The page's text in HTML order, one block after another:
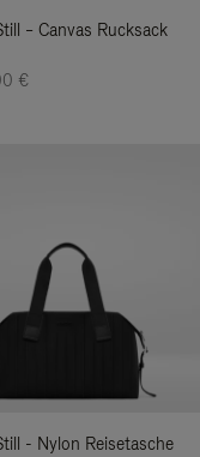
– Canvas Rucksack
€
- Nylon Reisetasche